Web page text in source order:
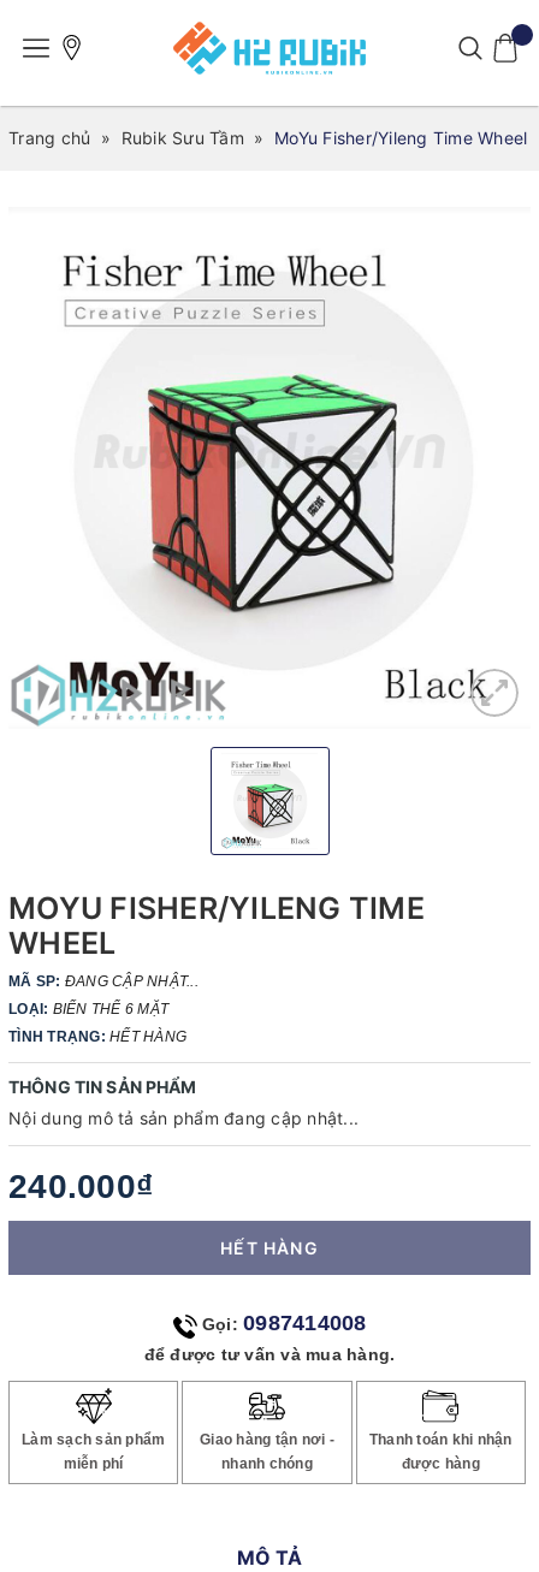
Trang chủ » Rubik Sưu Tầm » MoYu Fisher/Yileng Time Wheel
MOYU FISHER/YILENG TIME
WHEEL
MÃ SP: ĐANG CẬP NHẬT...
LOẠI: BIẾN THỂ 6 MẶT
TÌNH TRẠNG: HẾT HÀNG
THÔNG TIN SẢN PHẨM
Nội dung mô tả sản phẩm đang cập nhật...
240.000₫
HẾT HÀNG
Gọi: 0987414008
để được tư vấn và mua hàng.
Làm sạch sản phẩm
miễn phí
Giao hàng tận nơi -
nhanh chóng
Thanh toán khi nhận
được hàng
MÔ TẢ